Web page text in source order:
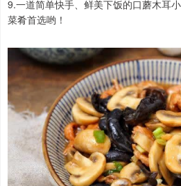
9.一道简单快手、鲜美下饭的口蘑木耳
菜肴首选哟！